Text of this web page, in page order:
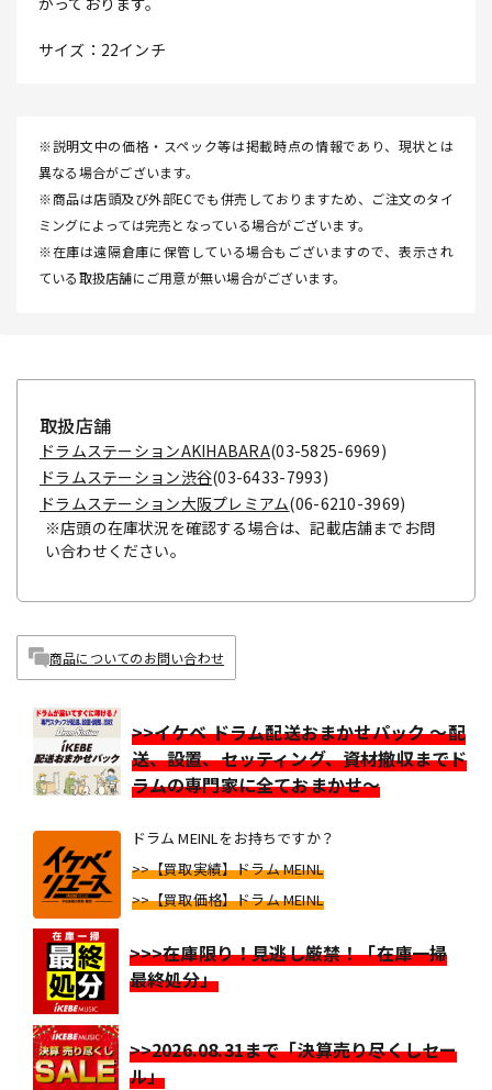
サイズ：22インチ
※説明文中の価格・スペック等は掲載時点の情報であり、現状とは
異なる場合がございます。
※商品は店頭及び外部ECでも併売しておりますため、ご注文のタイ
ミングによっては完売となっている場合がございます。
※在庫は遠隔倉庫に保管している場合もございますので、表示され
ている取扱店舗にご用意が無い場合がございます。
取扱店舗
ドラムステーションAKIHABARA(03-5825-6969)
ドラムステーション渋谷(03-6433-7993)
ドラムステーション大阪プレミアム(06-6210-3969)
※店頭の在庫状況を確認する場合は、記載店舗までお問
い合わせください。
商品についてのお問い合わせ
>>イケベ ドラム配送おまかせパック ～配
送、設置、セッティング、資材撤収までド
ラムの専門家に全ておまかせ～
ドラム MEINLをお持ちですか？
>>【買取実績】ドラム MEINL
>>【買取価格】ドラム MEINL
>>>在庫限り！見逃し厳禁！「在庫一掃
最終処分」
>>2026.08.31まで「決算売り尽くしセー
ル」